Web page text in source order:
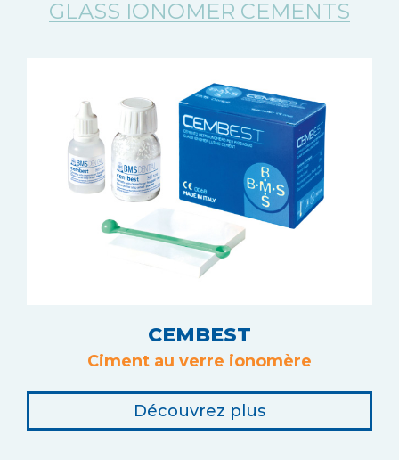
GLASS IONOMER CEMENTS
CEMBEST
Ciment au verre ionomère
Découvrez plus